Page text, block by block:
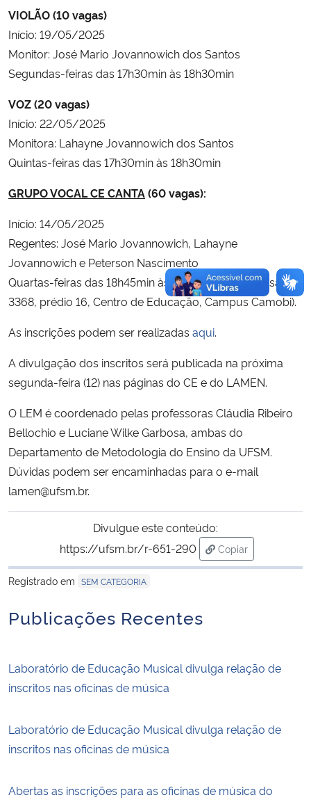
VIOLÃO (10 vagas)
Início: 19/05/2025
Monitor: José Mario Jovannowich dos Santos
Segundas-feiras das 17h30min às 18h30min
VOZ (20 vagas)
Início: 22/05/2025
Monitora: Lahayne Jovannowich dos Santos
Quintas-feiras das 17h30min às 18h30min
GRUPO VOCAL CE CANTA(60 vagas):
Início: 14/05/2025
Regentes: José Mario Jovannowich, Lahayne
Jovannowich e Peterson Nascimento
Quartas-feiras das 18h45min às 20h15min no LEM (sala
3368, prédio 16, Centro de Educação, Campus Camobi).
As inscrições podem ser realizadas aqui.
A divulgação dos inscritos será publicada na próxima
segunda-feira (12) nas páginas do CE e do LAMEN.
O LEM é coordenado pelas professoras Cláudia Ribeiro
Bellochio e Luciane Wilke Garbosa, ambas do
Departamento de Metodologia do Ensino da UFSM.
Dúvidas podem ser encaminhadas para o e-mail
lamen@ufsm.br.
Divulgue este conteúdo:
https://ufsm.br/r-651-290
Copiar
para área de
Registrado em SEM CATEGORIA
Publicações Recentes
Laboratório de Educação Musical divulga relação de
inscritos nas oficinas de música
Laboratório de Educação Musical divulga relação de
inscritos nas oficinas de música
Abertas as inscrições para as oficinas de música do